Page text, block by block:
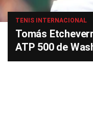
TENIS INTERNACIONAL
Tomás
ATP 500 de